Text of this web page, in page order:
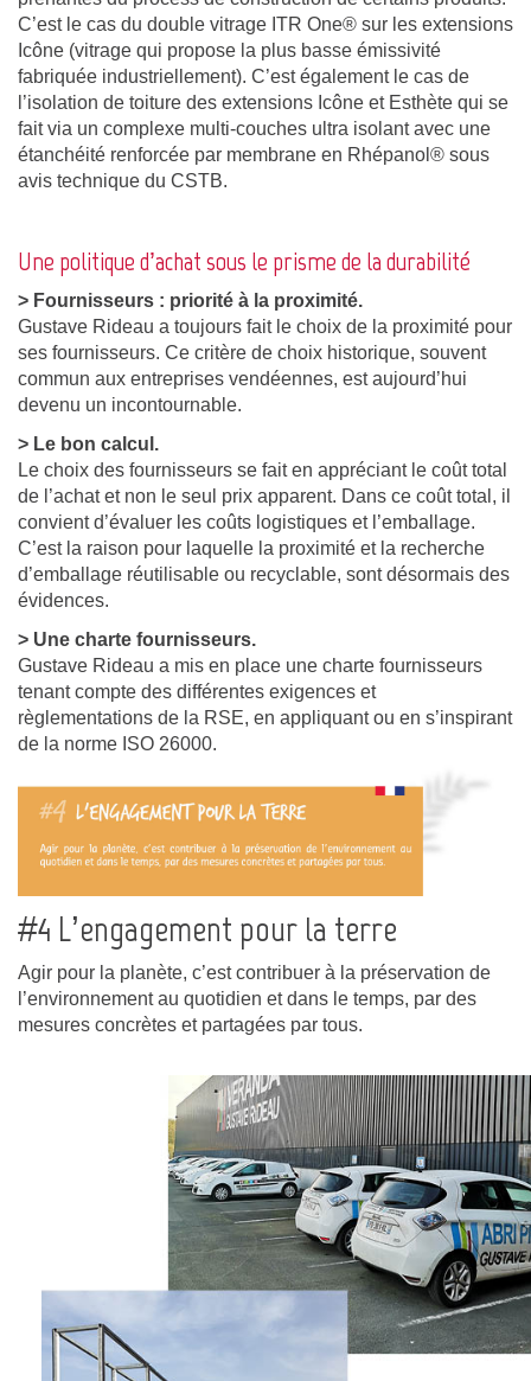
C’est le cas du double vitrage ITR One® sur les extensions
Icône (vitrage qui propose la plus basse émissivité
fabriquée industriellement). C’est également le cas de
l’isolation de toiture des extensions Icône et Esthète qui se
fait via un complexe multi-couches ultra isolant avec une
étanchéité renforcée par membrane en Rhépanol® sous
avis technique du CSTB.
Une politique d’achat sous le prisme de la durabilité
> Fournisseurs : priorité à la proximité.
Gustave Rideau a toujours fait le choix de la proximité pour
ses fournisseurs. Ce critère de choix historique, souvent
commun aux entreprises vendéennes, est aujourd’hui
devenu un incontournable.
> Le bon calcul.
Le choix des fournisseurs se fait en appréciant le coût total
de l’achat et non le seul prix apparent. Dans ce coût total, il
convient d’évaluer les coûts logistiques et l’emballage.
C’est la raison pour laquelle la proximité et la recherche
d’emballage réutilisable ou recyclable, sont désormais des
évidences.
> Une charte fournisseurs.
Gustave Rideau a mis en place une charte fournisseurs
tenant compte des différentes exigences et
règlementations de la RSE, en appliquant ou en s’inspirant
de la norme ISO 26000.
#4 L’engagement pour la terre
Agir pour la planète, c’est contribuer à la préservation de
l’environnement au quotidien et dans le temps, par des
mesures concrètes et partagées par tous.